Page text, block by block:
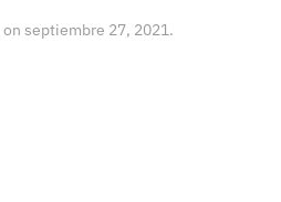
on septiembre 27, 2021.